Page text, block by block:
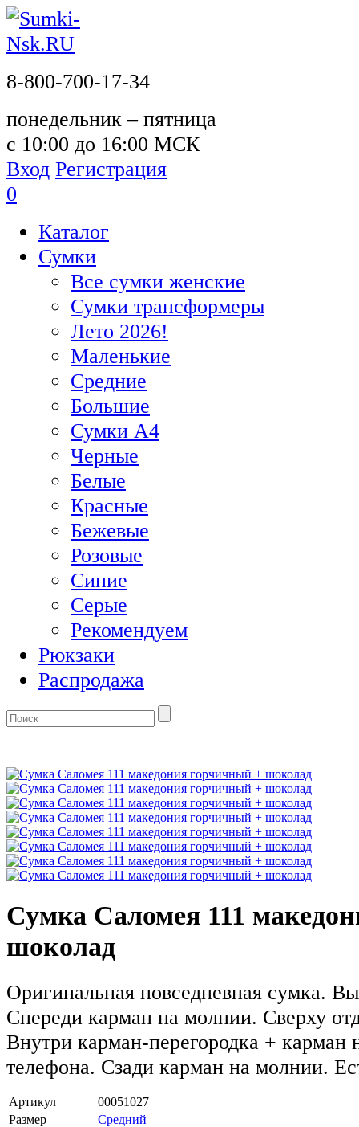
8-800-700-17-34
понедельник – пятница
с 10:00 до 16:00 МСК
Вход Регистрация
0
Каталог
Сумки
Все сумки женские
Сумки трансформеры
Лето 2026!
Маленькие
Средние
Большие
Сумки А4
Черные
Белые
Красные
Бежевые
Розовые
Синие
Серые
Рекомендуем
Рюкзаки
Распродажа
Сумка Саломея 111
шоколад
Оригинальная повседневная сумка.
Спереди карман на молнии. Сверху
Внутри карман-перегородка +
телефона. Сзади карман на молнии.
Артикул
00051027
Размер
Средний